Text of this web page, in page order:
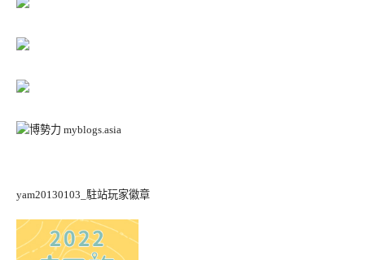
yam20130103_駐站玩家徽章